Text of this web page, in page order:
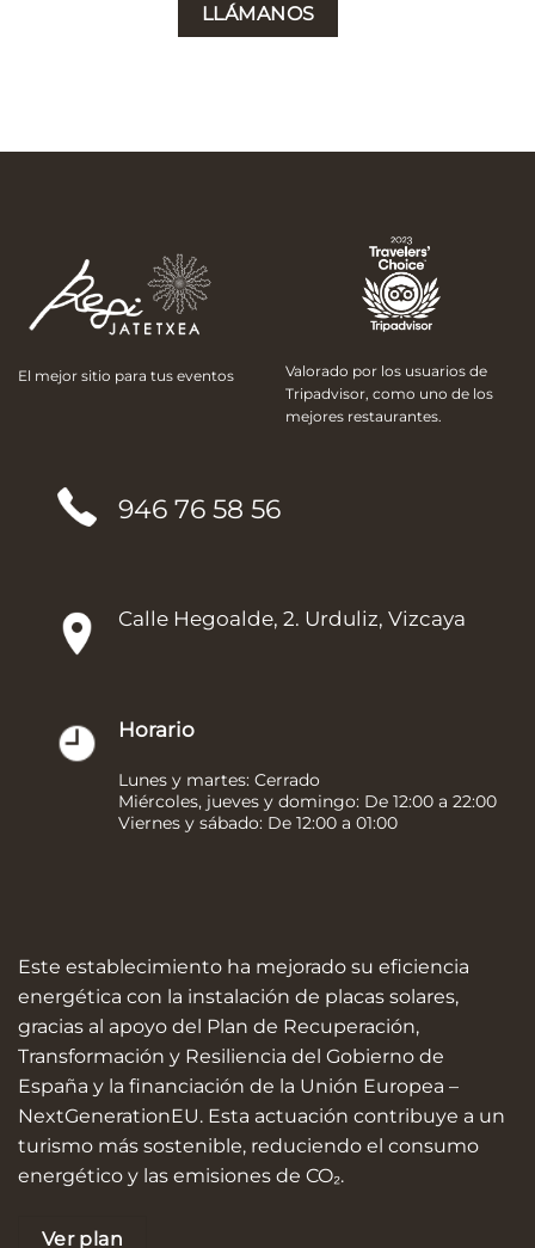
LLÁMANOS
El mejor sitio para tus eventos
Valorado por los usuarios de
Tripadvisor, como uno de los
mejores restaurantes.
946 76 58 56
Calle Hegoalde, 2. Urduliz, Vizcaya
Horario
Lunes y martes: Cerrado
Miércoles, jueves y domingo: De 12:00 a 22:00
Viernes y sábado: De 12:00 a 01:00
Este establecimiento ha mejorado su eficiencia
energética con la instalación de placas solares,
gracias al apoyo del Plan de Recuperación,
Transformación y Resiliencia del Gobierno de
España y la financiación de la Unión Europea –
NextGenerationEU. Esta actuación contribuye a un
turismo más sostenible, reduciendo el consumo
energético y las emisiones de CO₂.
Ver plan